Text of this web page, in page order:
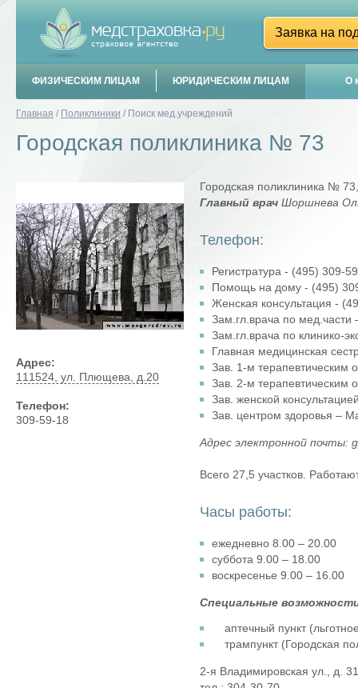
Заявка на
ФИЗИЧЕСКИМ ЛИЦАМ ЮРИДИЧЕСКИМ ЛИЦАМ О
Главная / Поликлиники / Поиск мед.учреждений
Городская поликлиника № 73
Адрес:
111524, ул. Плющева, д.20
Телефон:
309-59-18
Городская поликлиника №
Главный врач Шоршнева
Телефон:
Регистратура - (495) 309-
Помощь на дому - (495)
Женская консультация -
Зам.гл.врача по
Зам.гл.врача по клинико-
Главная медицинская
Зав. 1-м терапевтическим
Зав. 2-м терапевтическим
Зав. женской
Зав. центром здоровья –
Адрес электронной почты:
Всего 27,5 участков.
Часы работы:
ежедневно 8.00 – 20.00
суббота 9.00 – 18.00
воскресенье 9.00 – 16.00
Специальные
аптечный пункт
трампункт (Городская
2-я Владимировская ул., д. 31